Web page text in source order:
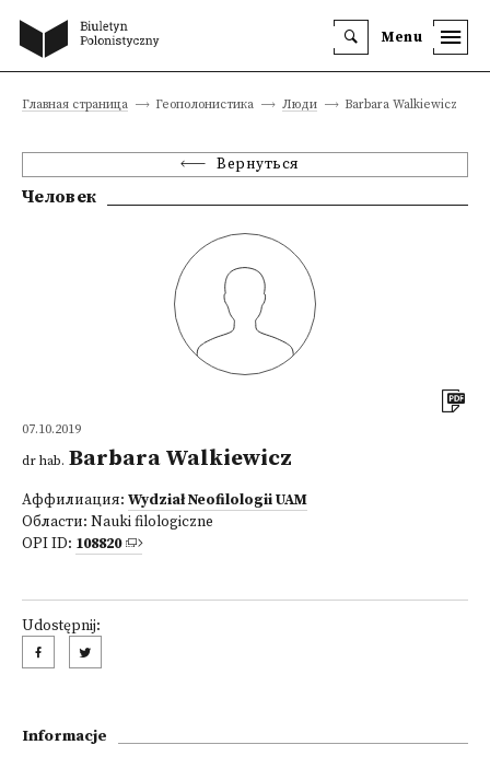
Menu
Главная страница Геополонистика Люди Barbara Walkiewicz
Вернуться
Человек
07.10.2019
dr hab. Barbara Walkiewicz
Аффилиация: Wydział Neofilologii UAM
Области: Nauki filologiczne
OPI ID: 108820
Udostępnij:
Informacje